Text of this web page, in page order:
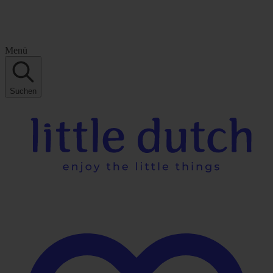
Menü
Suchen